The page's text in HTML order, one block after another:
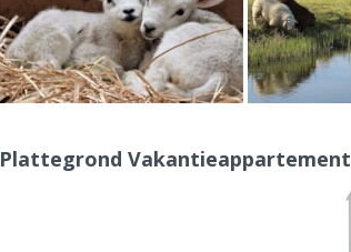
Plattegrond Vakantieappartement